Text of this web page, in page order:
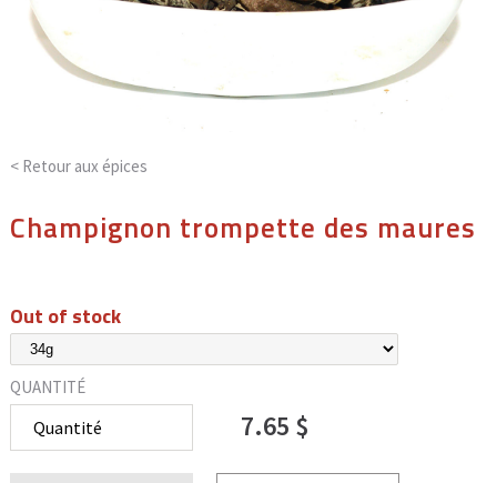
< Retour aux épices
Champignon trompette des maures
Out of stock
QUANTITÉ
7.65 $